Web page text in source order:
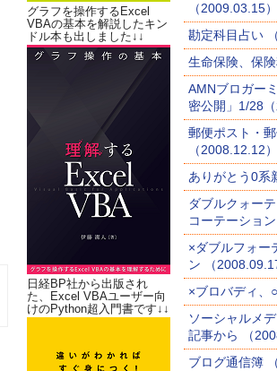
グラフを操作するExcel
VBAの基本を解説したキン
ドル本も出しました↓↓
日経BP社から出版され
た、Excel VBAユーザー向
けのPython超入門書です↓↓
（2009.03.15）
勘定科目占い
生命保険、保
AMNブロガー
密公開」1/28
郵便ポスト・
（2008.12.12）
ありがとう0系
ダブルクォー
コーテーショ
×ダブルフォー
ン （
×ブロバディ、
ソーシャルメ
記事から （
ブログ通信簿